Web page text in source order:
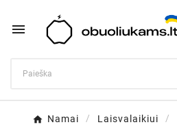

Namai Laisvalaikiui